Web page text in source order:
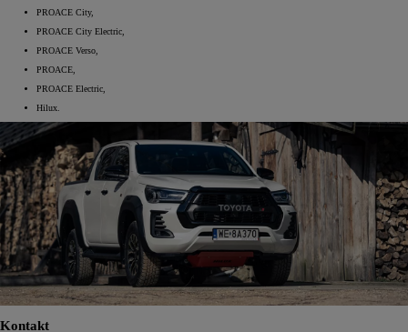
PROACE City,
PROACE City Electric,
PROACE Verso,
PROACE,
PROACE Electric,
Hilux.
Kontakt